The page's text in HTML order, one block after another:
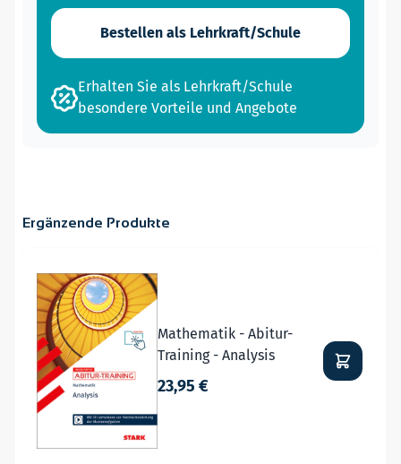
Bestellen als Lehrkraft/Schule
Erhalten Sie als Lehrkraft/Schule
besondere Vorteile und Angebote
Ergänzende Produkte
Mathematik - Abitur-
Training - Analysis
23,95 €